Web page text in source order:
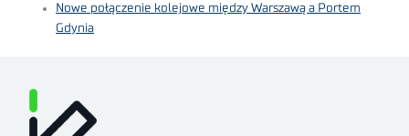
Nowe połączenie kolejowe między Warszawą a Portem
Gdynia